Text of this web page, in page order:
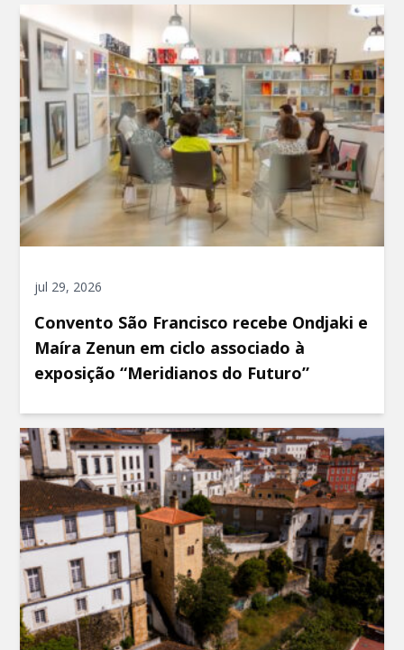
jul 29, 2026
Convento São Francisco recebe Ondjaki e
Maíra Zenun em ciclo associado à
exposição “Meridianos do Futuro”